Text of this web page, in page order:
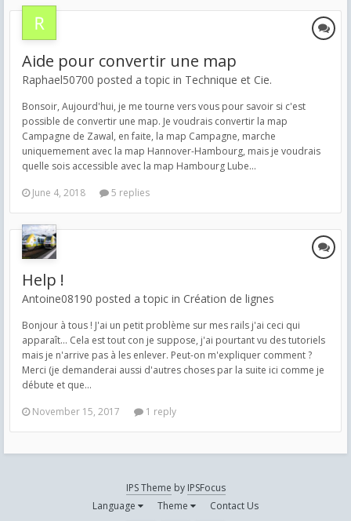
Aide pour convertir une map
Raphael50700 posted a topic in Technique et Cie.
Bonsoir, Aujourd'hui, je me tourne vers vous pour savoir si c'est
possible de convertir une map. Je voudrais convertir la map
Campagne de Zawal, en faite, la map Campagne, marche
uniquemement avec la map Hannover-Hambourg, mais je voudrais
quelle sois accessible avec la map Hambourg Lube...
June 4, 2018
5 replies
Help !
Antoine08190 posted a topic in Création de lignes
Bonjour à tous ! J'ai un petit problème sur mes rails j'ai ceci qui
apparaît... Cela est tout con je suppose, j'ai pourtant vu des tutoriels
mais je n'arrive pas à les enlever. Peut-on m'expliquer comment ?
Merci (je demanderai aussi d'autres choses par la suite ici comme je
débute et que...
November 15, 2017
1 reply
IPS Theme by IPSFocus
Language
Theme Contact Us